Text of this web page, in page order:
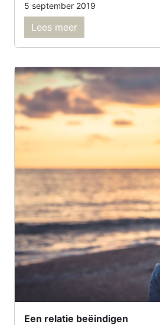
5 september 2019
Lees meer
Een relatie beëindigen